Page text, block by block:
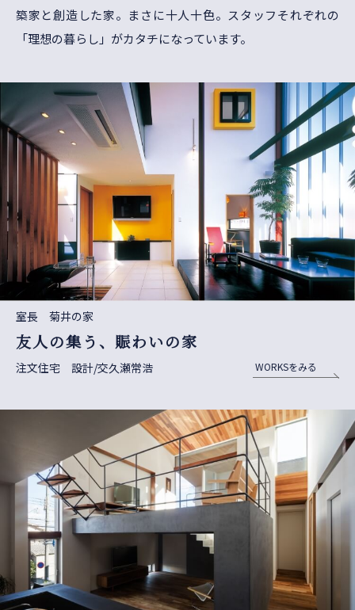
築家と創造した家。 まさに十人十色。スタッフそれぞれの
「理想の暮らし」がカタチになっています。
室長 菊井の家
友人の集う、賑わいの家
注文住宅 設計/交久瀬常浩 WORKSをみる